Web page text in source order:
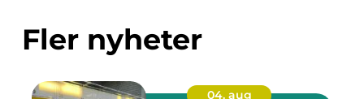
Fler nyheter
04. aug